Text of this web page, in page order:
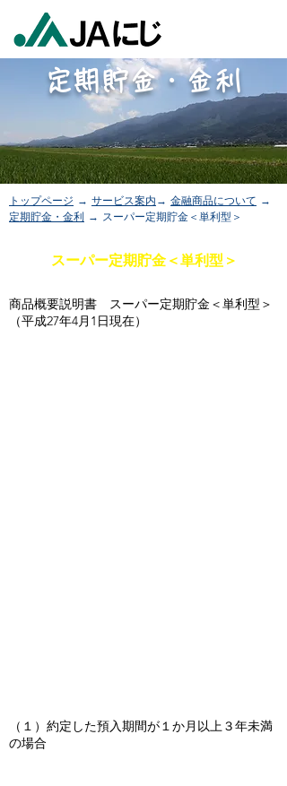
定期貯金・金利
トップページ → サービス案内→ 金融商品について →
定期貯金・金利 → スーパー定期貯金＜単利型＞
スーパー定期貯金＜単利型＞
商品概要説明書 スーパー定期貯金＜単利型＞
（平成27年4月1日現在）
（１）約定した預入期間が１か月以上３年未満
の場合